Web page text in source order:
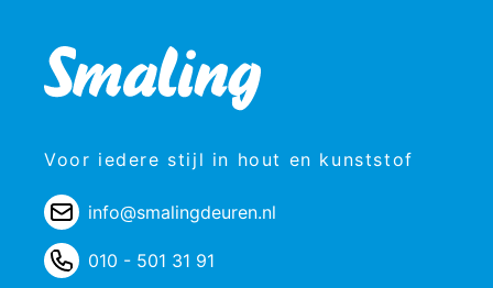
Voor iedere stijl in hout en kunststof
info@smalingdeuren.nl
010 - 501 31 91